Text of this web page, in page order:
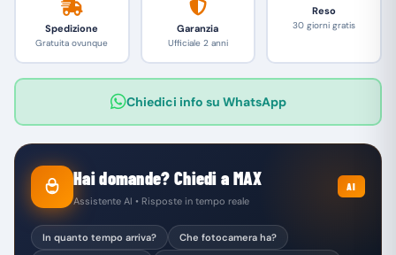
Spedizione
Gratuita ovunque
Garanzia
Ufficiale 2 anni
Reso
30 giorni gratis
Chiedici info su WhatsApp
Hai domande? Chiedi a MAX
Assistente AI • Risposte in tempo reale
AI
In quanto tempo arriva?
Che fotocamera ha?